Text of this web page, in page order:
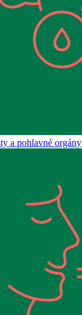
a pohlavné orgány